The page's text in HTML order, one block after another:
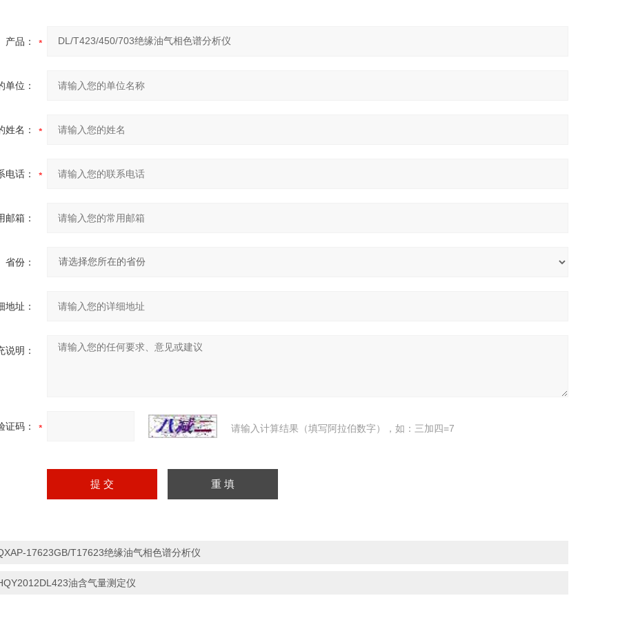
产品：
单位：
姓名：
电话：
邮箱：
省份：
地址：
说明：
证码： 请输入计算结果（填写阿拉伯数字），如：三加四=7
17623GB/T17623绝缘油气相色谱分析仪
油含气量测定仪